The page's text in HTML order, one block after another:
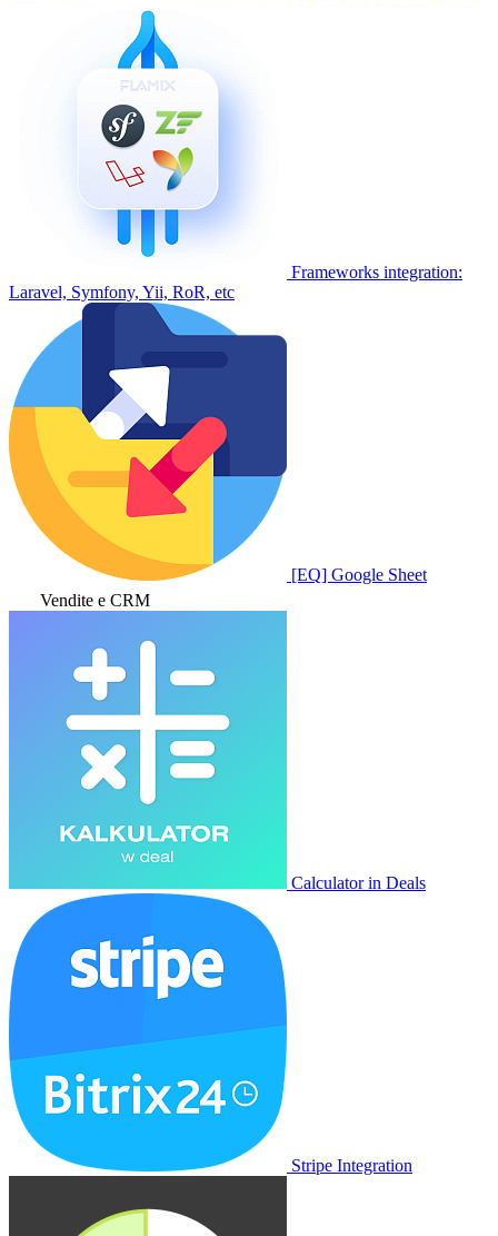
Frameworks integration:
Laravel, Symfony, Yii, RoR, etc
[EQ] Google Sheet
Vendite e CRM
Calculator in Deals
Stripe Integration